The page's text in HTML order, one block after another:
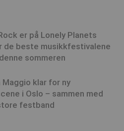
er på Lonely Planets
de beste musikkfestivalene
sommeren
Maggio klar for ny
i Oslo – sammen med
festband